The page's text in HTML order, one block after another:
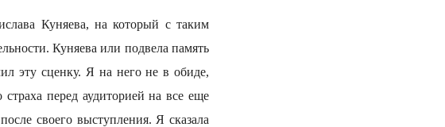
Куняева, на который с таким
Куняева или подвела память
эту сценку. Я на него не в обиде,
перед аудиторией на все еще
своего выступления. Я сказала